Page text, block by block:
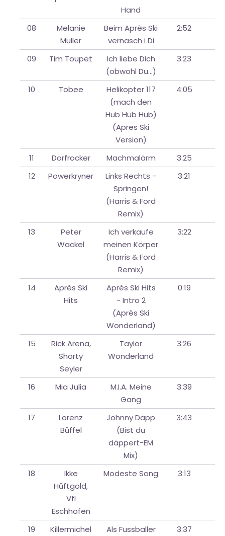
Hand
08
Melanie
Müller
Beim Après Ski
vernasch i Di
2:52
09 Tim Toupet
Ich liebe Dich
(obwohl Du...)
3:23
10 Tobee
Helikopter 117
(mach den
Hub Hub Hub)
(Apres Ski
Version)
4:05
11 Dorfrocker Machmalärm
3:25
12
Powerkryner
Links Rechts -
Springen!
(Harris & Ford
Remix)
3:21
13
Peter
Wackel
Ich verkaufe
meinen Körper
(Harris & Ford
Remix)
3:22
14
Après Ski
Hits
Après Ski Hits
- Intro 2
(Après Ski
Wonderland)
0:19
15
Rick Arena,
Shorty
Seyler
Taylor
Wonderland
3:26
16 Mia Julia
M.I.A. Meine
Gang
3:39
17
Lorenz
Büffel
Johnny Däpp
(Bist du
däppert-EM
Mix)
3:43
18
Ikke
Hüftgold,
Vfl
Eschhofen
Modeste Song 3:13
19 Killermichel
Als Fussballer
3:37